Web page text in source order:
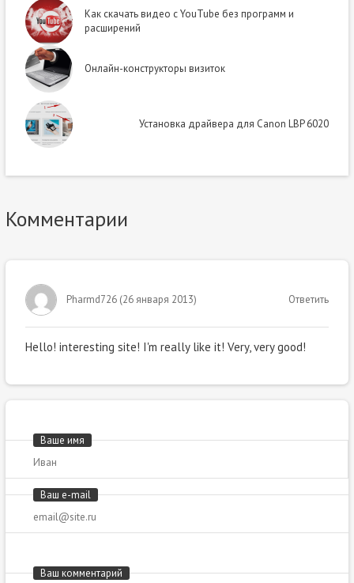
Как скачать видео с YouTube без программ и
расширений
Онлайн-конструкторы визиток
Установка драйвера для Canon LBP 6020
Комментарии
Pharmd726(26 января 2013) Ответить
Hello! interesting site! I'm really like it! Very, very good!
Ваше имя
Ваш e-mail
Ваш комментарий